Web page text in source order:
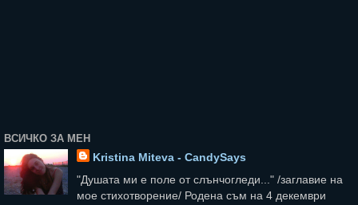
ВСИЧКО ЗА МЕН
Kristina Miteva - CandySays
"Душата ми е поле от слънчогледи..." /заглавие на
мое стихотворение/ Родена съм на 4 декември